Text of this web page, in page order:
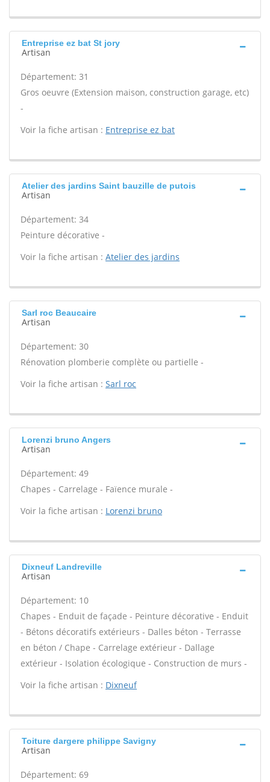
Entreprise ez bat St jory
Artisan
Département: 31
Gros oeuvre (Extension maison, construction garage, etc)
-
Voir la fiche artisan : Entreprise ez bat
Atelier des jardins Saint bauzille de putois
Artisan
Département: 34
Peinture décorative -
Voir la fiche artisan : Atelier des jardins
Sarl roc Beaucaire
Artisan
Département: 30
Rénovation plomberie complète ou partielle -
Voir la fiche artisan : Sarl roc
Lorenzi bruno Angers
Artisan
Département: 49
Chapes - Carrelage - Faïence murale -
Voir la fiche artisan : Lorenzi bruno
Dixneuf Landreville
Artisan
Département: 10
Chapes - Enduit de façade - Peinture décorative - Enduit
- Bétons décoratifs extérieurs - Dalles béton - Terrasse
en béton / Chape - Carrelage extérieur - Dallage
extérieur - Isolation écologique - Construction de murs -
Voir la fiche artisan : Dixneuf
Toiture dargere philippe Savigny
Artisan
Département: 69